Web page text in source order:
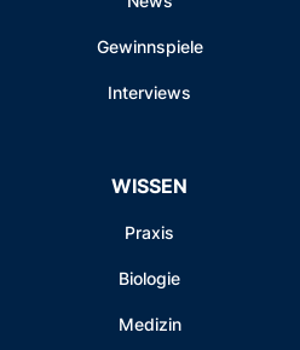
Gewinnspiele
Interviews
WISSEN
Praxis
Biologie
Medizin